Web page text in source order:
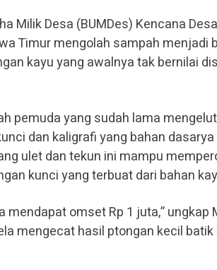
Milik Desa (BUMDes) Kencana
Timur mengolah sampah menjadi
kayu yang awalnya tak bernilai
pemuda yang sudah lama
dan kaligrafi yang bahan
ulet dan tekun ini mampu
kunci yang terbuat dari bahan
mendapat omset Rp 1 juta,”
mengecat hasil ptongan kecil